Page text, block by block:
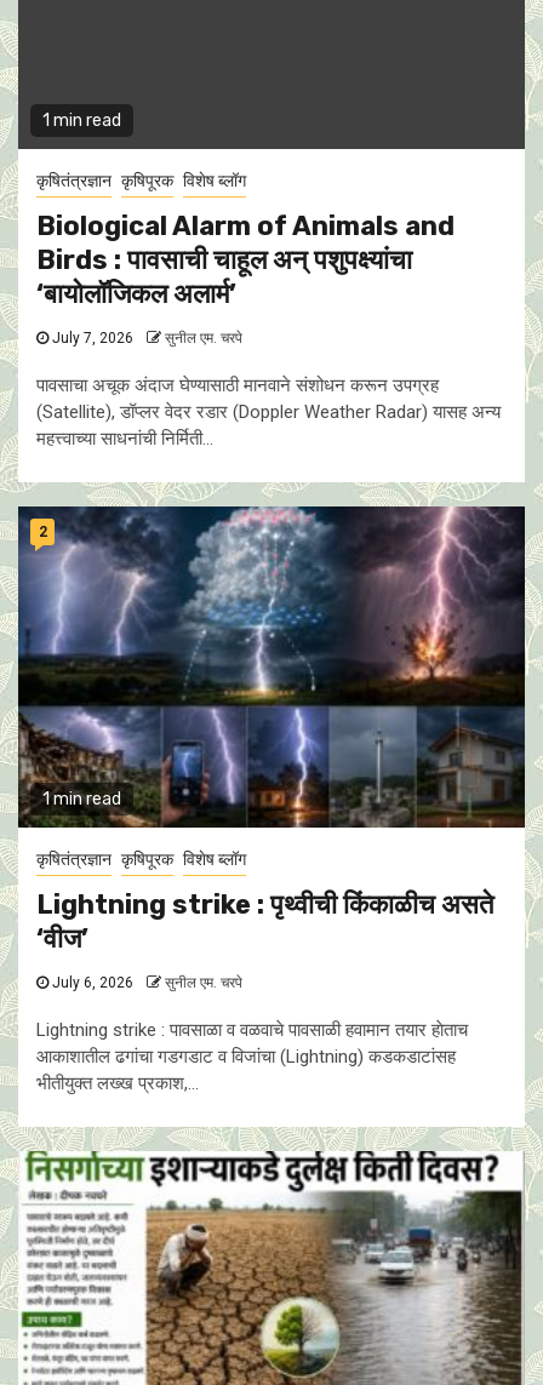
1 min read
कृषितंत्रज्ञान कृषिपूरक विशेष ब्लॉग
Biological Alarm of Animals and
Birds : पावसाची चाहूल अन् पशुपक्ष्यांचा
‘बायोलॉजिकल अलार्म’
July 7, 2026 सुनील एम. चरपे
पावसाचा अचूक अंदाज घेण्यासाठी मानवाने संशोधन करून उपग्रह
(Satellite), डॉप्लर वेदर रडार (Doppler Weather Radar) यासह अन्य
महत्त्वाच्या साधनांची निर्मिती...
1 min read
2
कृषितंत्रज्ञान कृषिपूरक विशेष ब्लॉग
Lightning strike : पृथ्वीची किंकाळीच असते
‘वीज’
July 6, 2026 सुनील एम. चरपे
Lightning strike : पावसाळा व वळवाचे पावसाळी हवामान तयार हाेताच
आकाशातील ढगांचा गडगडाट व विजांचा (Lightning) कडकडाटांसह
भीतीयुक्त लख्ख प्रकाश,...